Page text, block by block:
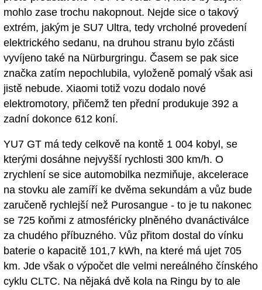
mohlo zase trochu nakopnout. Nejde sice o takový
extrém, jakým je SU7 Ultra, tedy vrcholné provedení
elektrického sedanu, na druhou stranu bylo zčásti
vyvíjeno také na Nürburgringu. Časem se pak sice
značka zatím nepochlubila, vyloženě pomalý však asi
jistě nebude. Xiaomi totiž vozu dodalo nové
elektromotory, přičemž ten přední produkuje 392 a
zadní dokonce 612 koní.
YU7 GT má tedy celkově na kontě 1 004 kobyl, se
kterými dosáhne nejvyšší rychlosti 300 km/h. O
zrychlení se sice automobilka nezmiňuje, akcelerace
na stovku ale zamíří ke dvěma sekundám a vůz bude
zaručeně rychlejší než Purosangue - to je tu nakonec
se 725 koňmi z atmosféricky plněného dvanáctiválce
za chudého příbuzného. Vůz přitom dostal do vínku
baterie o kapacitě 101,7 kWh, na které má ujet 705
km. Jde však o výpočet dle velmi nereálného čínského
cyklu CLTC. Na nějaká dvě kola na Ringu by to ale